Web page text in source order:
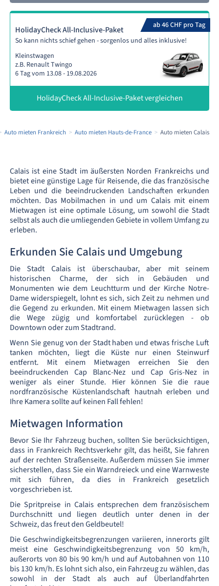
ab 46 CHF pro Tag
HolidayCheck All-Inclusive-Paket
So kann nichts schief gehen - sorgenlos und alles inklusive!
Kleinstwagen
z.B. Renault Twingo
6 Tag vom 13.08 - 19.08.2026
HolidayCheck All-Inclusive-Paket vergleichen
Auto mieten Frankreich Auto mieten Hauts-de-France Auto mieten Calais
Calais ist eine Stadt im äußersten Norden Frankreichs und
bietet eine günstige Lage für Reisende, die das französische
Leben und die beeindruckenden Landschaften erkunden
möchten. Das Mobilmachen in und um Calais mit einem
Mietwagen ist eine optimale Lösung, um sowohl die Stadt
selbst als auch die umliegenden Gebiete in vollem Umfang zu
erleben.
Erkunden Sie Calais und Umgebung
Die Stadt Calais ist überschaubar, aber mit seinem
historischen Charme, der sich in Gebäuden und
Monumenten wie dem Leuchtturm und der Kirche Notre-
Dame widerspiegelt, lohnt es sich, sich Zeit zu nehmen und
die Gegend zu erkunden. Mit einem Mietwagen lassen sich
die Wege zügig und komfortabel zurücklegen - ob
Downtown oder zum Stadtrand.
Wenn Sie genug von der Stadt haben und etwas frische Luft
tanken möchten, liegt die Küste nur einen Steinwurf
entfernt. Mit einem Mietwagen erreichen Sie den
beeindruckenden Cap Blanc-Nez und Cap Gris-Nez in
weniger als einer Stunde. Hier können Sie die raue
nordfranzösische Küstenlandschaft hautnah erleben und
Ihre Kamera sollte auf keinen Fall fehlen!
Mietwagen Information
Bevor Sie Ihr Fahrzeug buchen, sollten Sie berücksichtigen,
dass in Frankreich Rechtsverkehr gilt, das heißt, Sie fahren
auf der rechten Straßenseite. Außerdem müssen Sie immer
sicherstellen, dass Sie ein Warndreieck und eine Warnweste
mit sich führen, da dies in Frankreich gesetzlich
vorgeschrieben ist.
Die Spritpreise in Calais entsprechen dem französischem
Durchschnitt und liegen deutlich unter denen in der
Schweiz, das freut den Geldbeutel!
Die Geschwindigkeitsbegrenzungen variieren, innerorts gilt
meist eine Geschwindigkeitsbegrenzung von 50 km/h,
außerorts von 80 bis 90 km/h und auf Autobahnen von 110
bis 130 km/h. Es lohnt sich also, ein Fahrzeug zu wählen, das
sowohl in der Stadt als auch auf Überlandfahrten